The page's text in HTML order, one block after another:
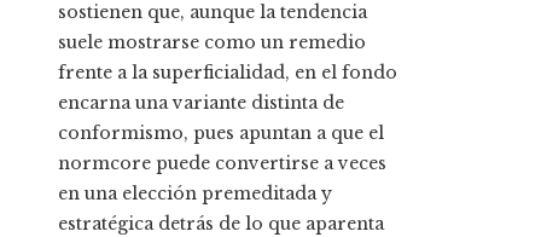
sostienen que, aunque la tendencia
suele mostrarse como un remedio
frente a la superficialidad, en el fondo
encarna una variante distinta de
conformismo, pues apuntan a que el
normcore puede convertirse a veces
en una elección premeditada y
estratégica detrás de lo que aparenta